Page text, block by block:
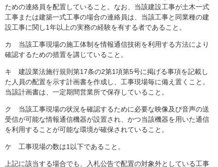
ための連絡員を配置していること。なお、当該建設工事が土木一式
工事または建築一式工事の場合の連絡員は、当該工事と同業種の建
設工事に関し1年以上の実務の経験を有する者であること。
カ 当該工事現場の施工体制を情報通信技術を利用する方法により
確認するための措置を講じていること。
キ 建設業法施行規則第17条の2第1項第5号に掲げる事項を記載し
た人員の配置を示す計画書を作成し、工事現場毎に備え置くこと。
当該計画書は、一定期間営業所で保存していること。
ク 当該工事現場の状況を確認するために必要な映像及び音声の送
受信が可能な情報通信機器が設置され、かつ当該機器を用いた通信
を利用することが可能な環境が確保されていること。
ケ 工事現場の数は1以下であること。
上記に該当する場合でも、入札公告で配置の対象外としている工事